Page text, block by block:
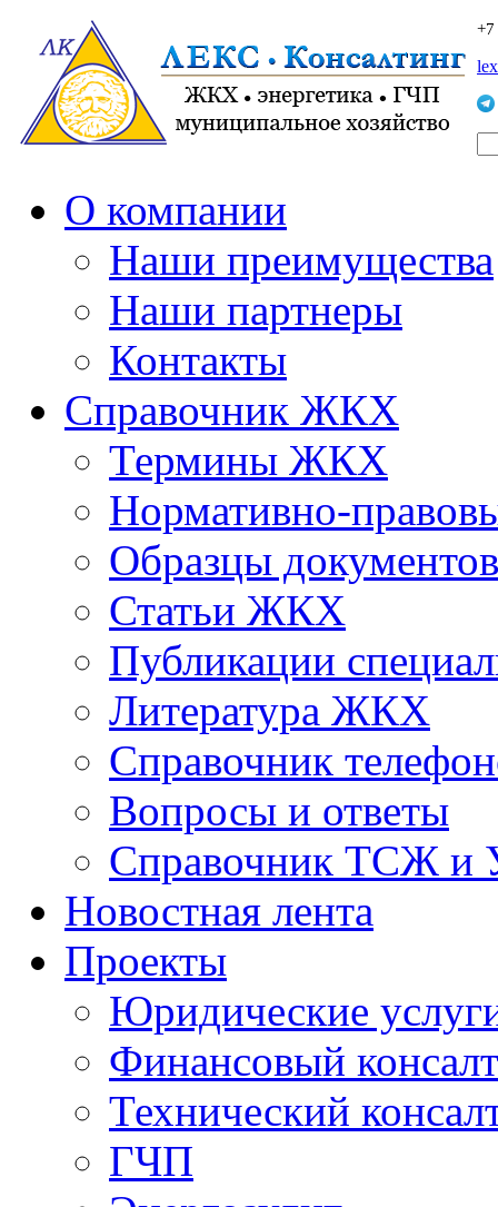
О компании
Наши преимущества
Наши партнеры
Контакты
Справочник ЖКХ
Термины ЖКХ
Нормативно-
Образцы документов
Статьи ЖКХ
Публикации
Литература ЖКХ
Справочник
Вопросы и ответы
Справочник ТСЖ и
Новостная лента
Проекты
Юридические
Финансовый
Технический
ГЧП